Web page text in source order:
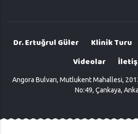
Dr. Ertuğrul Güler Klinik Turu
Videolar
Angora Bulvarı, Mutlukent Mahallesi,
No:49, Çankaya,